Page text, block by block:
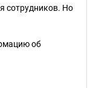
сотрудников. Но
об